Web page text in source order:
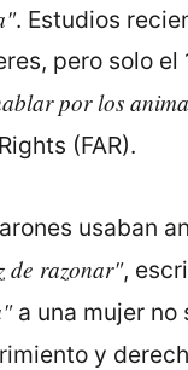
. Estudios
pero solo el
por los
(FAR).
usaban
de razonar",
a una mujer no
y